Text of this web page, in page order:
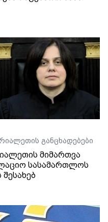
განცხადებები
მიმართვა
სასამართლოს